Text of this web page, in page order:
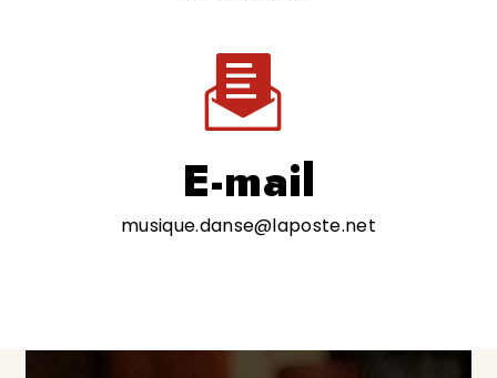
E-mail
musique.danse@laposte.net